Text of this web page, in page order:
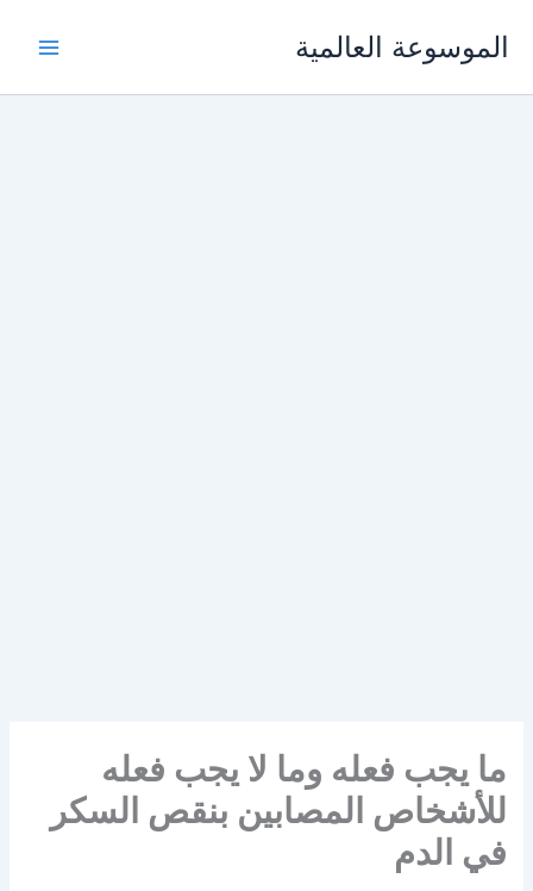
الموسوعة العالمية
ما يجب فعله وما لا يجب فعله
للأشخاص المصابين بنقص السكر
في الدم